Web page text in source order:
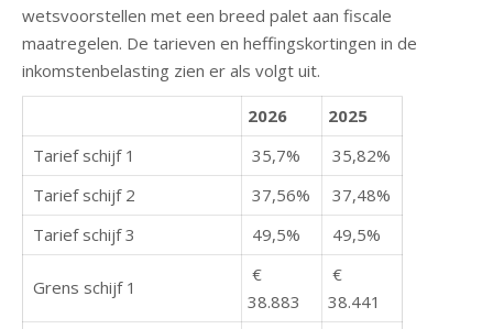
wetsvoorstellen met een breed palet aan fiscale
maatregelen. De tarieven en heffingskortingen in de
inkomstenbelasting zien er als volgt uit.
2026
2025
Tarief schijf 1
35,7%
35,82%
Tarief schijf 2
37,56%
37,48%
Tarief schijf 3
49,5% 49,5%
Grens schijf 1
€
38.883
€
38.441